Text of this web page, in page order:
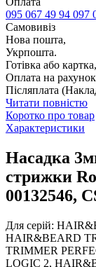
095 067 49 94 097
Самовивіз
Нова пошта,
Укрпошта.
Готівка або картка,
Оплата на
Післяплата
Читати повністю
Коротко про товар
Характеристики
Насадка
стрижки
00132546,
Для серій:
HAIR&BEARD
TRIMMER
LOGIC 2,